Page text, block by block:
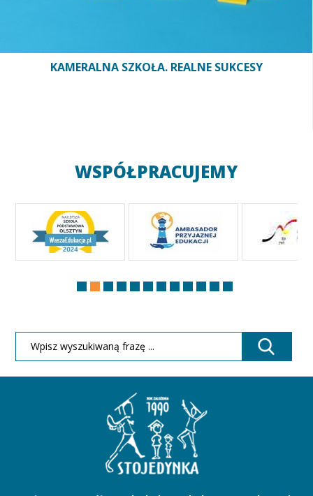
KAMERALNA SZKOŁA. REALNE SUKCESY
WSPÓŁPRACUJEMY